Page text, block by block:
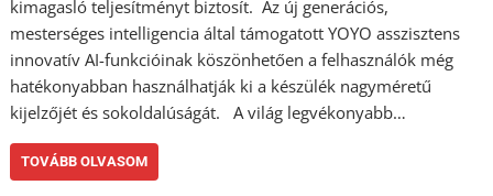
kimagasló teljesítményt biztosít. Az új generációs,
mesterséges intelligencia által támogatott YOYO asszisztens
innovatív AI-funkcióinak köszönhetően a felhasználók még
hatékonyabban használhatják ki a készülék nagyméretű
kijelzőjét és sokoldalúságát. A világ legvékonyabb…
TOVÁBB OLVASOM